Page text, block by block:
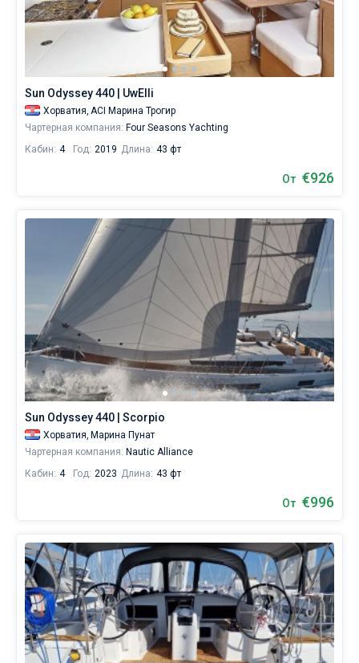
найдете
более
как
для
любителей
отдыха,
представляют
паруса.
Sun Odyssey 440 | UwElli
Хорватия, ACI Марина Трогир
Чартерная компания: Four Seasons Yachting
Кабин: 4 Год: 2019 Длина: 43 фт
От €926
Sun Odyssey 440 | Scorpio
Хорватия, Марина Пунат
Чартерная компания: Nautic Alliance
Кабин: 4 Год: 2023 Длина: 43 фт
От €996
Без шкипера
Показать(164)